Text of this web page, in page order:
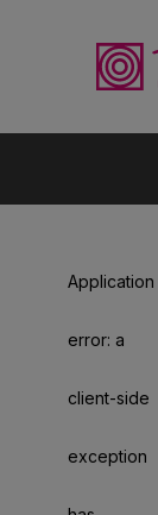
Application
error: a
client-side
exception